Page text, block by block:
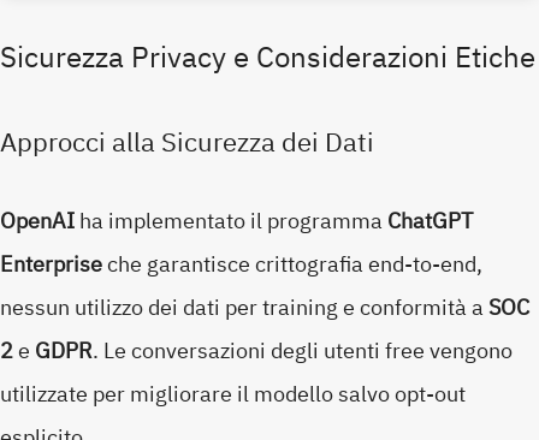
Sicurezza Privacy e Considerazioni Etiche
Approcci alla Sicurezza dei Dati
OpenAIha implementato il programma ChatGPT
Enterpriseche garantisce crittografia end-to-end,
nessun utilizzo dei dati per training e conformità aSOC
2e GDPR. Le conversazioni degli utenti free vengono
utilizzate per migliorare il modello salvo opt-out